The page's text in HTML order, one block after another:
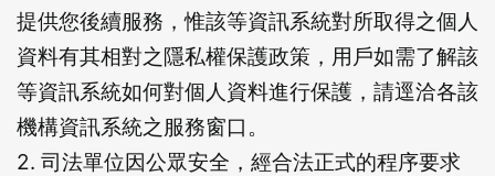
提供您後續服務，惟該等資訊系統對所取得之個人
資料有其相對之隱私權保護政策，用戶如需了解該
等資訊系統如何對個人資料進行保護，請逕洽各該
機構資訊系統之服務窗口。
2. 司法單位因公眾安全，經合法正式的程序要求